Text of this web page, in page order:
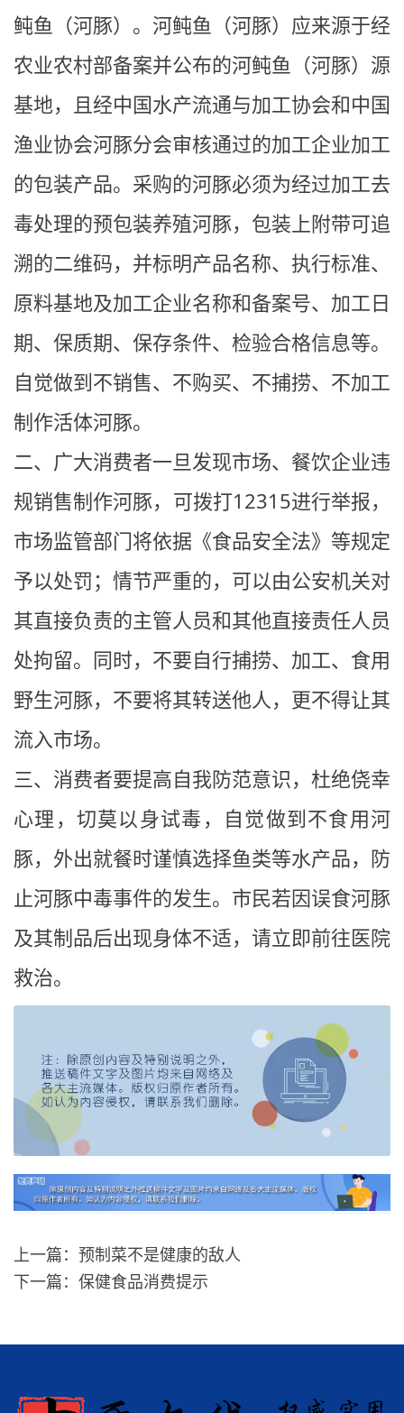
鲀鱼（河豚）。 河鲀鱼（河豚）应来源于经
农业农村部备案并公布的河鲀鱼（河豚）源
基地，且经中国水产流通与加工协会和中国
渔业协会河豚分会审核通过的加工企业加工
的包装产品。采购的河豚必须为经过加工去
毒处理的预包装养殖河豚，包装上附带可追
溯的二维码，并标明产品名称、执行标准、
原料基地及加工企业名称和备案号、加工日
期、保质期、保存条件、检验合格信息等。
自觉做到不销售、不购买、不捕捞、不加工
制作活体河豚。
二、广大消费者一旦发现市场、餐饮企业违
规销售制作河豚，可拨打12315进行举报，
市场监管部门将依据《食品安全法》等规定
予以处罚；情节严重的，可以由公安机关对
其直接负责的主管人员和其他直接责任人员
处拘留。同时，不要自行捕捞、加工、食用
野生河豚，不要将其转送他人，更不得让其
流入市场。
三、消费者要提高自我防范意识，杜绝侥幸
心理，切莫以身试毒，自觉做到不食用河
豚，外出就餐时谨慎选择鱼类等水产品，防
止河豚中毒事件的发生。市民若因误食河豚
及其制品后出现身体不适，请立即前往医院
救治。
上一篇：预制菜不是健康的敌人
下一篇：保健食品消费提示